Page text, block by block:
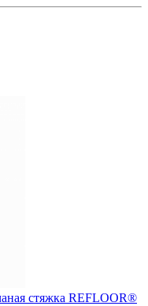
стяжка REFLOOR®